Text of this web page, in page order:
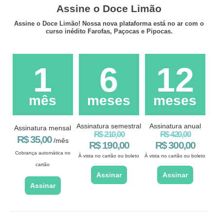
Assine o Doce Limão
Assine o Doce Limão! Nossa nova plataforma está no ar com o
curso inédito Farofas, Paçocas e Pipocas.
1
mês
Assinatura mensal
R$ 35,00/mês
Cobrança automática no
cartão
Assinar
6
meses
Assinatura semestral
R$ 210,00
R$ 190,00
À vista no cartão ou boleto
Assinar
12
meses
Assinatura anual
R$ 420,00
R$ 300,00
À vista no cartão ou boleto
Assinar